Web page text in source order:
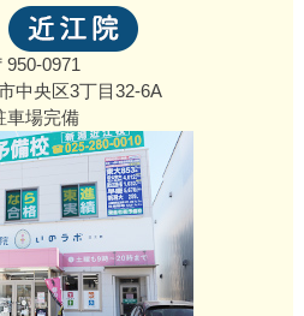
950-0971
中央区3丁目32‐6A
車場完備